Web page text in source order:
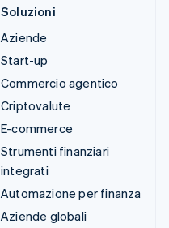
Soluzioni
Aziende
Start-up
Commercio agentico
Criptovalute
E-commerce
Strumenti finanziari
integrati
Automazione per finanza
Aziende globali